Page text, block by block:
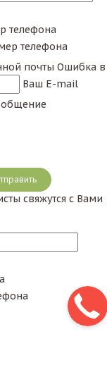
телефона
телефона
почты Ошибка в
Ваш E-mail
свяжутся с Вами